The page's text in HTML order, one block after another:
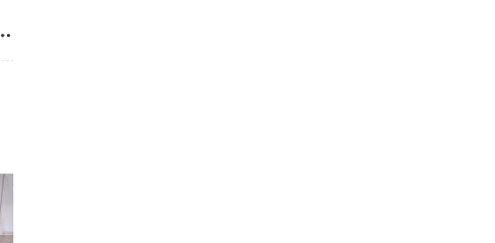
86 cm / 34 in, Forma del cuerpo: Reloj de arena, Color: Gris Claro, Talla: XS